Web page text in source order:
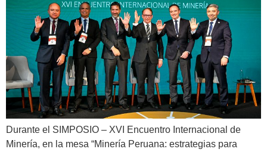
Durante el SIMPOSIO – XVI Encuentro Internacional de
Minería, en la mesa “Minería Peruana: estrategias para